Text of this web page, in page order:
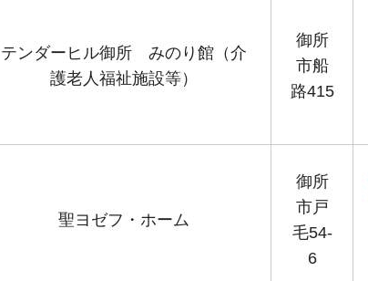
テンダーヒル御所 みのり館（介
護老人福祉施設等）
御所
市船
路415
聖ヨゼフ・ホーム
御所
市戸
毛54-
6